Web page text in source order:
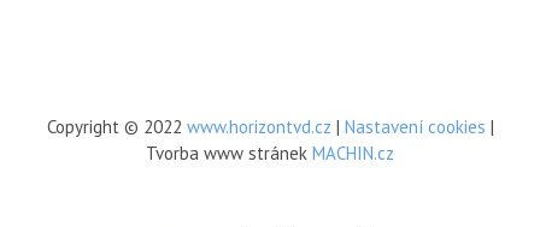
Copyright © 2022 www.horizontvd.cz | Nastavení cookies |
Tvorba www stránek MACHIN.cz